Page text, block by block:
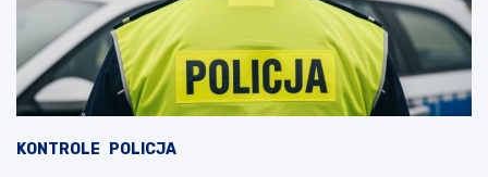
KONTROLE POLICJA